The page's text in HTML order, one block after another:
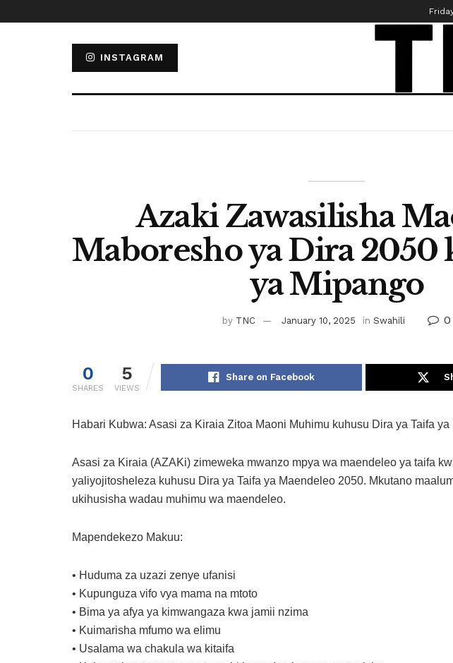
INSTAGRAM
Azaki Zawasilisha
Maboresho ya Dira 2050
ya Mipango
by TNC January 10, 2025 in Swahili 0
0
SHARES
5
VIEWS
Share on Facebook
Habari Kubwa: Asasi za Kiraia Zitoa Maoni Muhimu kuhusu Dira ya Taifa
Asasi za Kiraia (AZAKi) zimeweka mwanzo mpya wa maendeleo ya taifa
yaliyojitosheleza kuhusu Dira ya Taifa ya Maendeleo 2050. Mkutano
ukihusisha wadau muhimu wa maendeleo.
Mapendekezo Makuu:
• Huduma za uzazi zenye ufanisi
• Kupunguza vifo vya mama na mtoto
• Bima ya afya ya kimwangaza kwa jamii nzima
• Kuimarisha mfumo wa elimu
• Usalama wa chakula wa kitaifa